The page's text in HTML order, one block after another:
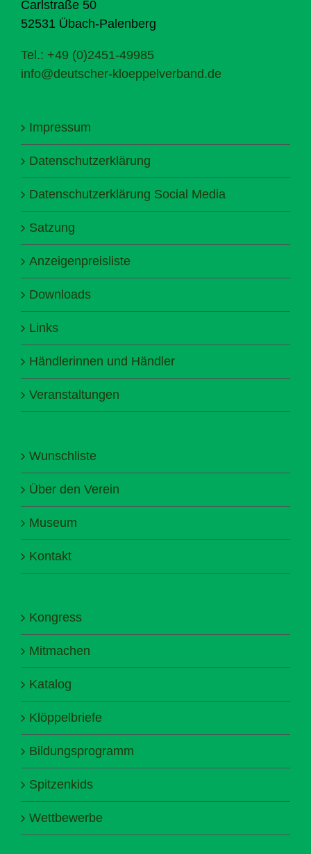
Carlstraße 50
52531 Übach-Palenberg
Tel.: +49 (0)2451-49985
info@deutscher-kloeppelverband.de
Impressum
Datenschutzerklärung
Datenschutzerklärung Social Media
Satzung
Anzeigenpreisliste
Downloads
Links
Händlerinnen und Händler
Veranstaltungen
Wunschliste
Über den Verein
Museum
Kontakt
Kongress
Mitmachen
Katalog
Klöppelbriefe
Bildungsprogramm
Spitzenkids
Wettbewerbe